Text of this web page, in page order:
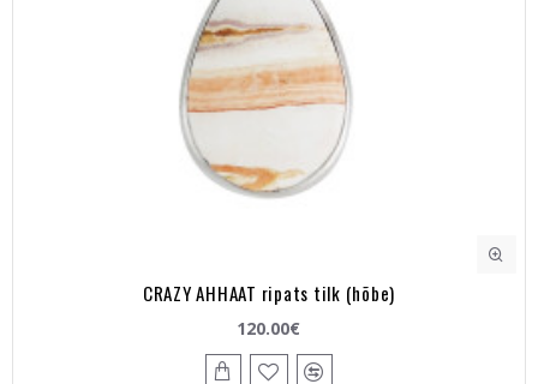
CRAZY AHHAAT ripats tilk (hõbe)
120.00€